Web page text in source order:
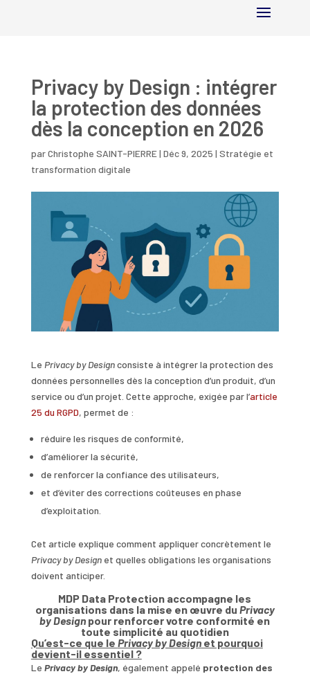
Privacy by Design : intégrer
la protection des données
dès la conception en 2026
parChristophe SAINT-PIERRE| Déc 9, 2025 | Stratégie et
transformation digitale
Le Privacy by Designconsiste à intégrer la protection des
données personnelles dès la conception d’un produit, d’un
service ou d’un projet. Cette approche, exigée par l’article
25 du RGPD, permet de :
réduire les risques de conformité,
d’améliorer la sécurité,
de renforcer la confiance des utilisateurs,
et d’éviter des corrections coûteuses en phase
d’exploitation.
Cet article explique comment appliquer concrètement le
Privacy by Designet quelles obligations les organisations
doivent anticiper.
MDP Data Protection accompagne les
organisations dans la mise en œuvre du Privacy
by Design pour renforcer votre conformité en
toute simplicité au quotidien
Qu’est-ce que le Privacy by Designet pourquoi
devient-il essentiel ?
Le Privacy by Design, également appelé protection des